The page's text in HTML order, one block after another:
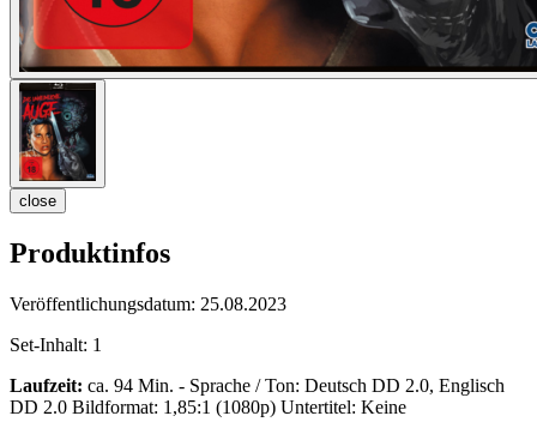
close
Produktinfos
Veröffentlichungsdatum: 25.08.2023
Set-Inhalt: 1
Laufzeit: ca. 94 Min. - Sprache / Ton: Deutsch DD 2.0, Englisch
DD 2.0 Bildformat: 1,85:1 (1080p) Untertitel: Keine